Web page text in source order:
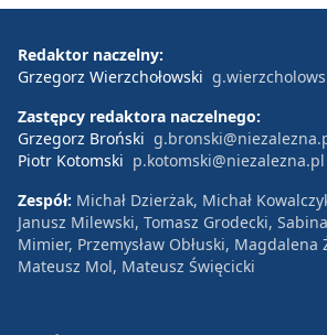
Redaktor naczelny:
Grzegorz Wierzchołowski
Zastępcy redaktora naczelnego:
Grzegorz Broński
Piotr Kotomski p.kotomski@niezalezna.pl
Zespół: Michał Dzierżak, Michał
Janusz Milewski, Tomasz Grodecki,
Mimier, Przemysław Obłuski, Magdalena
Mateusz Mol, Mateusz Święcicki